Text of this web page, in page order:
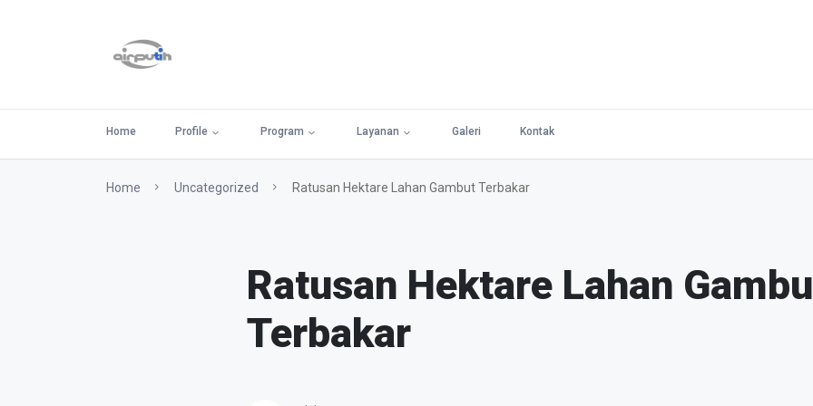
Home Profile Program Layanan Galeri Kontak
Home Uncategorized Ratusan Hektare Lahan Gambut Terbakar
Ratusan Hektare Lahan
Terbakar